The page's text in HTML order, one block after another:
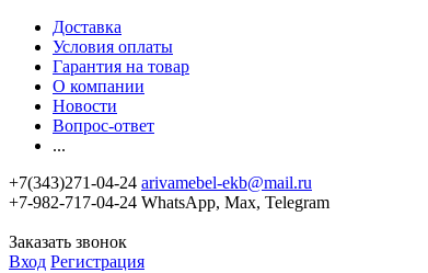
Доставка
Условия оплаты
Гарантия на товар
О компании
Новости
Вопрос-ответ
...
+7(343)271-04-24 arivamebel-ekb@mail.ru
+7-982-717-04-24 WhatsApp, Max, Telegram
Заказать звонок
Вход Регистрация